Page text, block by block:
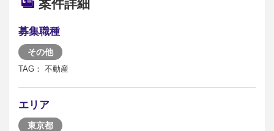
案件詳細
募集職種
その他
TAG： 不動産
エリア
東京都